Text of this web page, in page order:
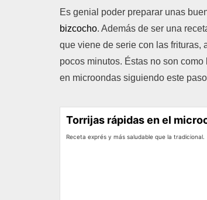
Es genial poder preparar unas
bizcocho. Además de ser una
que viene de serie con las frituras,
pocos minutos. Éstas no son como
en microondas siguiendo este
Torrijas rápidas en el
Receta exprés y más saludable que la tradicional.